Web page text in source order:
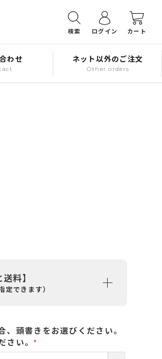
検索 ログイン カート
わせ ネット以外のご注文
Other orders
料】
定できます）
頭書きをお選びください。
さい。
(